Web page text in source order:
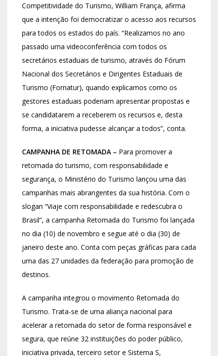
Competitividade do Turismo, William França, afirma
que a intenção foi democratizar o acesso aos recursos
para todos os estados do país. “Realizamos no ano
passado uma videoconferência com todos os
secretários estaduais de turismo, através do Fórum
Nacional dos Secretários e Dirigentes Estaduais de
Turismo (Fornatur), quando explicamos como os
gestores estaduais poderiam apresentar propostas e
se candidatarem a receberem os recursos e, desta
forma, a iniciativa pudesse alcançar a todos”, conta.
CAMPANHA DE RETOMADA – Para promover a
retomada do turismo, com responsabilidade e
segurança, o Ministério do Turismo lançou uma das
campanhas mais abrangentes da sua história. Com o
slogan “Viaje com responsabilidade e redescubra o
Brasil”, a campanha Retomada do Turismo foi lançada
no dia (10) de novembro e segue até o dia (30) de
janeiro deste ano. Conta com peças gráficas para cada
uma das 27 unidades da federação para promoção de
destinos.
A campanha integrou o movimento Retomada do
Turismo. Trata-se de uma aliança nacional para
acelerar a retomada do setor de forma responsável e
segura, que reúne 32 instituições do poder público,
iniciativa privada, terceiro setor e Sistema S,